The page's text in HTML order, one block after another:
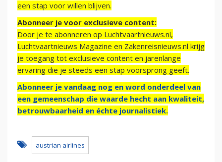
een stap voor willen blijven.
Abonneer je voor exclusieve content:
Door je te abonneren op Luchtvaartnieuws.nl,
Luchtvaartnieuws Magazine en Zakenreisnieuws.nl krijg
je toegang tot exclusieve content en jarenlange
ervaring die je steeds een stap voorsprong geeft.
Abonneer je vandaag nog en word onderdeel van
een gemeenschap die waarde hecht aan kwaliteit,
betrouwbaarheid en échte journalistiek.
austrian airlines